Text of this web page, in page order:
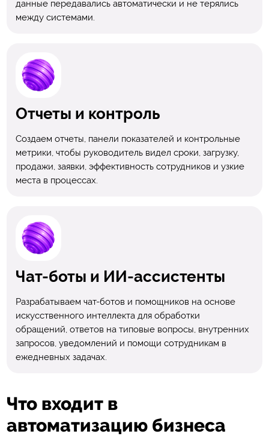
данные передавались автоматически и не терялись
между системами.
Отчеты и контроль
Создаем отчеты, панели показателей и контрольные
метрики, чтобы руководитель видел сроки, загрузку,
продажи, заявки, эффективность сотрудников и узкие
места в процессах.
Чат-боты и ИИ-ассистенты
Разрабатываем чат-ботов и помощников на основе
искусственного интеллекта для обработки
обращений, ответов на типовые вопросы, внутренних
запросов, уведомлений и помощи сотрудникам в
ежедневных задачах.
Что входит в
автоматизацию бизнеса